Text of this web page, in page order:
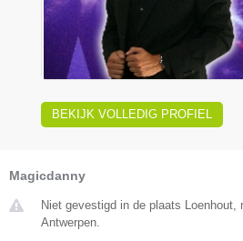
BEKIJK VOLLEDIG PROFIEL
Magicdanny
Niet gevestigd in de plaats Loenhout,
Antwerpen.